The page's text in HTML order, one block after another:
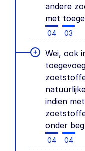
andere
met
04 03
+
Wei, ook
indien
onder
04 04